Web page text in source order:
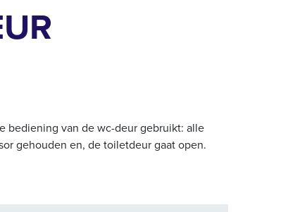
bediening van de wc-deur gebruikt: alle
gehouden en, de toiletdeur gaat open.